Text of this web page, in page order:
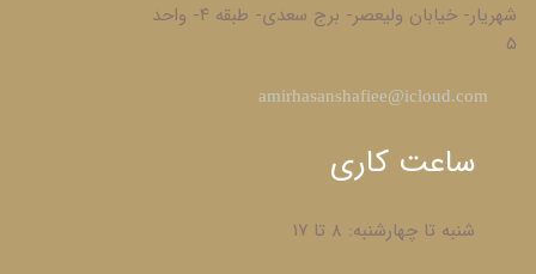
شهریار- خیابان ولیعصر- برج سعدی- طبقه ۴- واحد
۵
​amirhasanshafiee@icloud.com
ساعت کاری
شنبه تا چهارشنبه: ۸ تا ۱۷